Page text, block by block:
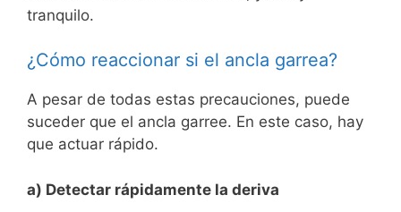
tranquilo.
¿Cómo reaccionar si el ancla garrea?
A pesar de todas estas precauciones, puede
suceder que el ancla garree. En este caso, hay
que actuar rápido.
a) Detectar rápidamente la deriva